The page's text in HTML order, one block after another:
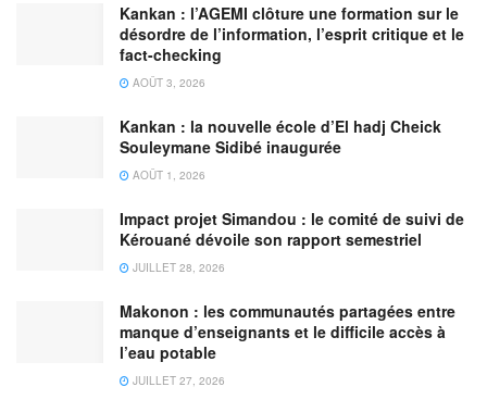
Kankan : l’AGEMI clôture une formation sur le
désordre de l’information, l’esprit critique et le
fact-checking
AOÛT 3, 2026
Kankan : la nouvelle école d’El hadj Cheick
Souleymane Sidibé inaugurée
AOÛT 1, 2026
Impact projet Simandou : le comité de suivi de
Kérouané dévoile son rapport semestriel
JUILLET 28, 2026
Makonon : les communautés partagées entre
manque d’enseignants et le difficile accès à
l’eau potable
JUILLET 27, 2026